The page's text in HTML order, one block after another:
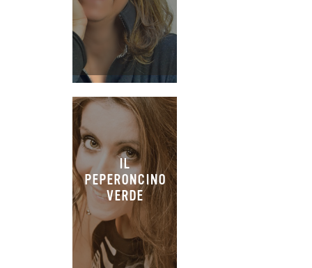
IL
PEPERONCINO
VERDE